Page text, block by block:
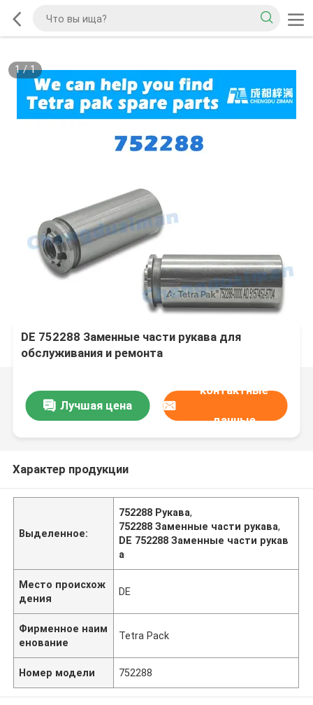
1/1
DE 752288 Заменные части рукава для
обслуживания и ремонта
Лучшая цена
контактные
данные
Характер продукции
Выделенное:
752288 Рукава,
752288 Заменные части рукава,
DE 752288 Заменные части рукав
а
Место происхож
дения
DE
Фирменное наим
енование
Tetra Pack
Номер модели 752288